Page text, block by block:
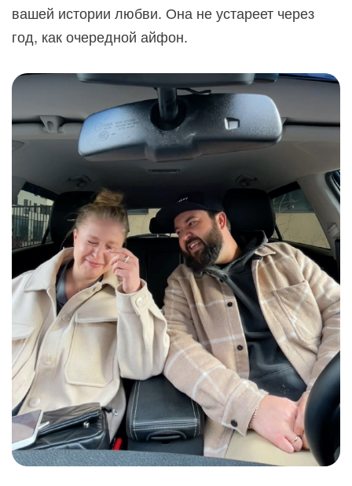
вашей истории любви. Она не устареет через
год, как очередной айфон.